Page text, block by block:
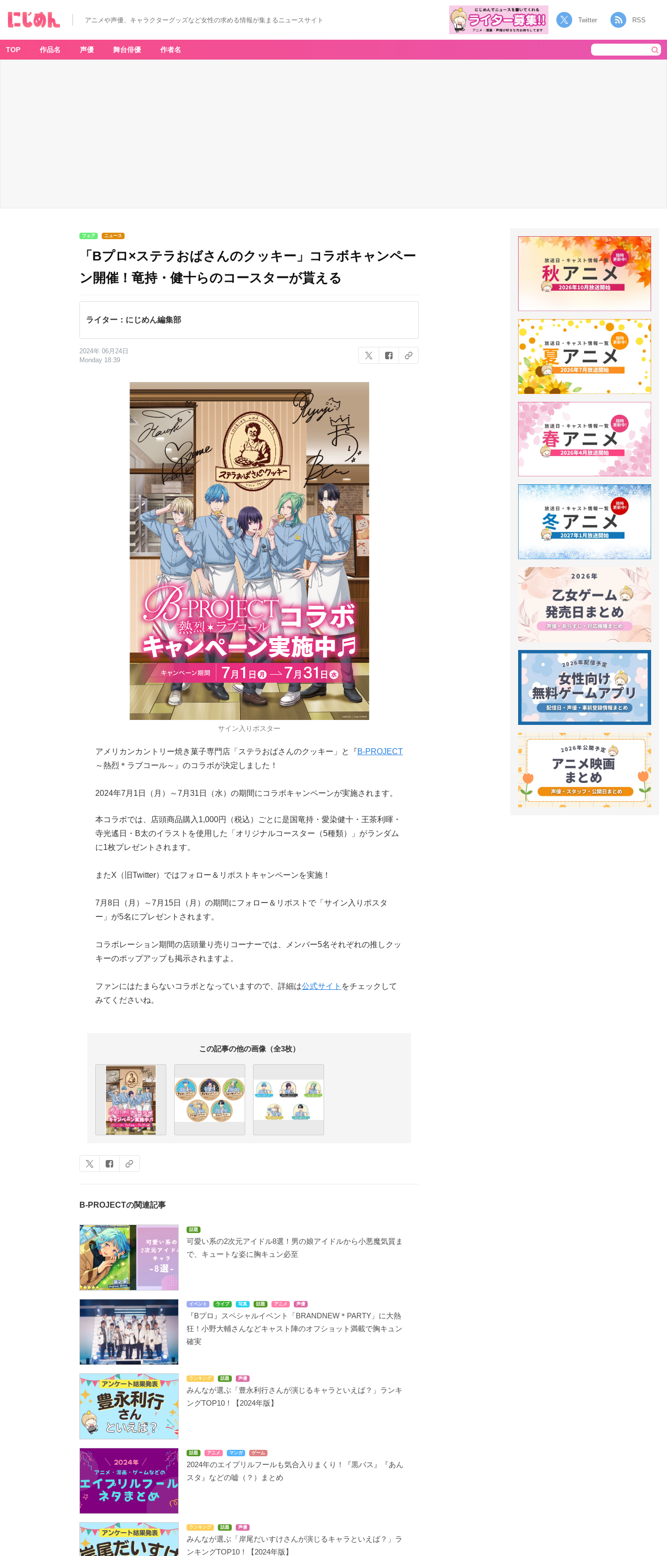
アニメや声優、キャラクターグッズなど女性の求める情報が集まるニュースサイト Twitter RSS
TOP 作品名 声優 舞台俳優 作者名
フェア ニュース
「Bプロ×ステラおばさんのクッキー」コラボキャンペー
ン開催！竜持・健十らのコースターが貰える
ライター：にじめん編集部
2024年 06月24日
Monday 18:39
サイン入りポスター
アメリカンカントリー焼き菓子専門店「ステラおばさんのクッキー」と『B-PROJECT
～熱烈＊ラブコール～』のコラボが決定しました！
2024年7月1日（月）～7月31日（水）の期間にコラボキャンペーンが実施されます。
本コラボでは、店頭商品購入1,000円（税込）ごとに是国竜持・愛染健十・王茶利暉・
寺光遙日・B太のイラストを使用した「オリジナルコースター（5種類）」がランダム
に1枚プレゼントされます。
またX（旧Twitter）ではフォロー＆リポストキャンペーンを実施！
7月8日（月）～7月15日（月）の期間にフォロー＆リポストで「サイン入りポスタ
ー」が5名にプレゼントされます。
コラボレーション期間の店頭量り売りコーナーでは、メンバー5名それぞれの推しクッ
キーのポップアップも掲示されますよ。
ファンにはたまらないコラボとなっていますので、詳細は公式サイト をチェックして
みてくださいね。
この記事の他の画像（全3枚）
B-PROJECTの関連記事
話題
可愛い系の2次元アイドル8選！男の娘アイドルから小悪魔気質ま
で、キュートな姿に胸キュン必至
イベント ライブ 写真 話題 アニメ 声優
『Bプロ』スペシャルイベント「BRANDNEW＊PARTY」に大熱
狂！小野大輔さんなどキャスト陣のオフショット満載で胸キュン
確実
ランキング 話題 声優
みんなが選ぶ「豊永利行さんが演じるキャラといえば？」ランキ
ングTOP10！【2024年版】
話題 アニメ マンガ ゲーム
2024年のエイプリルフールも気合入りまくり！『黒バス』『あん
スタ』などの嘘（？）まとめ
ランキング 話題 声優
みんなが選ぶ「岸尾だいすけさんが演じるキャラといえば？」ラ
ンキングTOP10！【2024年版】